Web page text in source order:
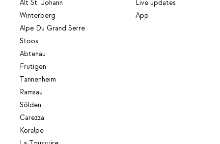
Alt St. Johann
Winterberg
Alpe Du Grand Serre
Stoos
Abtenau
Frutigen
Tannenheim
Ramsau
Sölden
Carezza
Koralpe
Live updates
App